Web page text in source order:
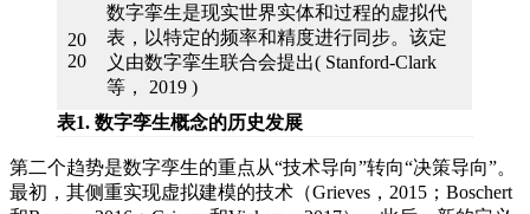
20
20
数字挛生是现实世界实体和过程的虚拟代
表，以特定的频率和精度进行同步。该定
义由数字挛生联合会提出( Stanford-Clark
等， 2019 )
表1. 数字孪生概念的历史发展
第二个趋势是数字孪生的重点从“技术导向”转向“决策导向”。
最初，其侧重实现虚拟建模的技术（Grieves，2015；Boschert